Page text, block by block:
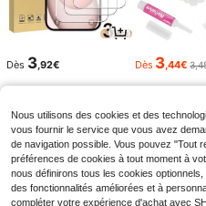
Dès 3,92€ Dès 3 ,44€
Nous utilisons des cookies et des
vous fournir le service que vous avez
de navigation possible. Vous pouvez "Tout
préférences de cookies à tout moment à
nous définirons tous les cookies
des fonctionnalités améliorées et à
compléter votre expérience d'achat avec